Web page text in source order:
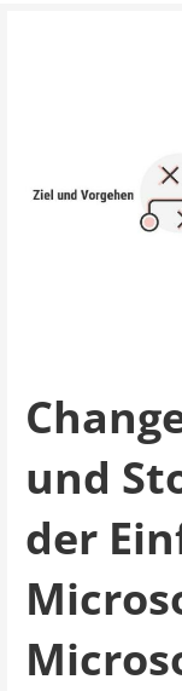
und
der